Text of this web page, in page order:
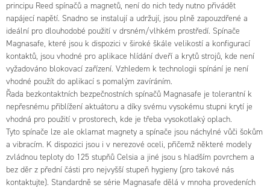
principu Reed spínačů a magnetů, není do nich tedy nutno přivádět
napájecí napětí. Snadno se instalují a udržují, jsou plně zapouzdřené a
ideální pro dlouhodobé použití v drsném/vlhkém prostředí. Spínače
Magnasafe, které jsou k dispozici v široké škále velikostí a konfigurací
kontaktů, jsou vhodné pro aplikace hlídání dveří a krytů strojů, kde není
vyžadováno blokovací zařízení. Vzhledem k technologii spínání je není
vhodné použít do aplikací s pomalým zavíráním.
Řada bezkontaktních bezpečnostních spínačů Magnasafe je tolerantní k
nepřesnému přiblížení aktuátoru a díky svému vysokému stupni krytí je
vhodná pro použití v prostorech, kde je třeba vysokotlaký oplach.
Tyto spínače lze ale oklamat magnety a spínače jsou náchylné vůči šokům
a vibracím. K dispozici jsou i v nerezové oceli, přičemž některé modely
zvládnou teploty do 125 stupňů Celsia a jiné jsou s hladším povrchem a
bez děr z přední části pro nejvyšší stupeň hygieny (pro takové nás
kontaktujte). Standardně se série Magnasafe dělá v mnoha provedeních